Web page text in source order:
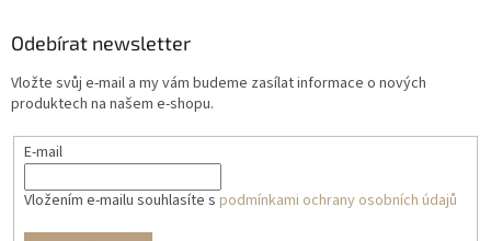
Odebírat newsletter
Vložte svůj e-mail a my vám budeme zasílat informace o nových
produktech na našem e-shopu.
E-mail
Vložením e-mailu souhlasíte s podmínkami ochrany osobních údajů